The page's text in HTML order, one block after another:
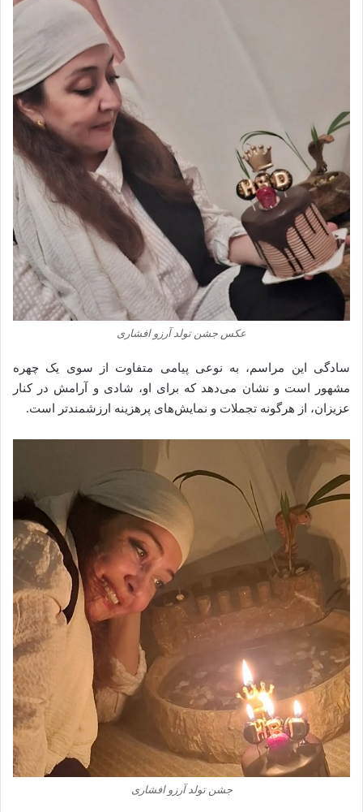
عکس جشن تولد آرزو افشاری
سادگی این مراسم، به نوعی پیامی متفاوت از سوی یک چهره
مشهور است و نشان می‌دهد که برای او، شادی و آرامش در کنار
عزیزان، از هرگونه تجملات و نمایش‌های پرهزینه ارزشمندتر است.
جشن تولد آرزو افشاری